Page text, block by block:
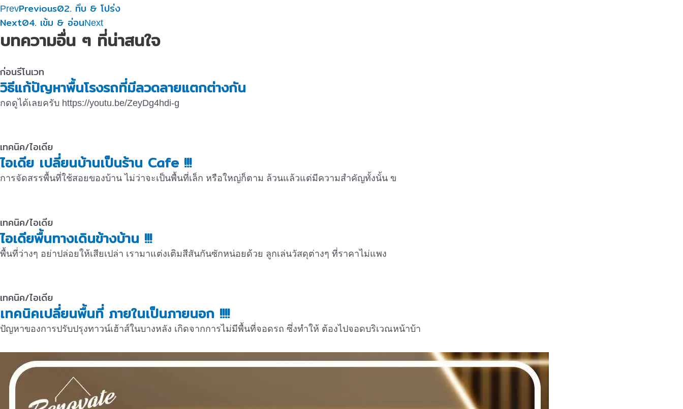
PrevPrevious02. ทึบ & โปร่ง
Next04. เข้ม & อ่อนNext
บทความอื่น ๆ ที่น่าสนใจ
ก่อนรีโนเวท
วิธีแก้ปัญหาพื้นโรงรถที่มีลวดลายแตกต่างกัน
กดดูได้เลยครับ https://youtu.be/ZeyDg4hdi-g
เทคนิค/ไอเดีย
ไอเดีย เปลี่ยนบ้านเป็นร้าน Cafe !!!
การจัดสรรพื้นที่ใช้สอยของบ้าน ไม่ว่าจะเป็นพื้นที่เล็ก หรือใหญ่ก็ตาม ล้วนแล้วแต่มีความสำคัญทั้งนั้น ข
เทคนิค/ไอเดีย
ไอเดียพื้นทางเดินข้างบ้าน !!!
พื้นที่ว่างๆ อย่าปล่อยให้เสียเปล่า เรามาแต่งเติมสีสันกันซักหน่อยด้วย ลูกเล่นวัสดุต่างๆ ที่ราคาไม่แพง
เทคนิค/ไอเดีย
เทคนิคเปลี่ยนพื้นที่ ภายในเป็นภายนอก !!!!
ปัญหาของการปรับปรุงทาวน์เฮ้าส์ในบางหลัง เกิดจากการไม่มีพื้นที่จอดรถ ซึ่งทำให้ ต้องไปจอดบริเวณหน้าบ้า